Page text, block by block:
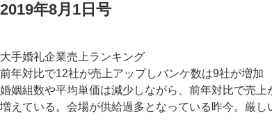
2019年8月1日号
大手婚礼企業売上ランキング
前年対比で12社が売上アップしバンケ数は9社が増加
婚姻組数や平均単価は減少しながら、前年対比で売
増えている。会場が供給過多となっている昨今。厳